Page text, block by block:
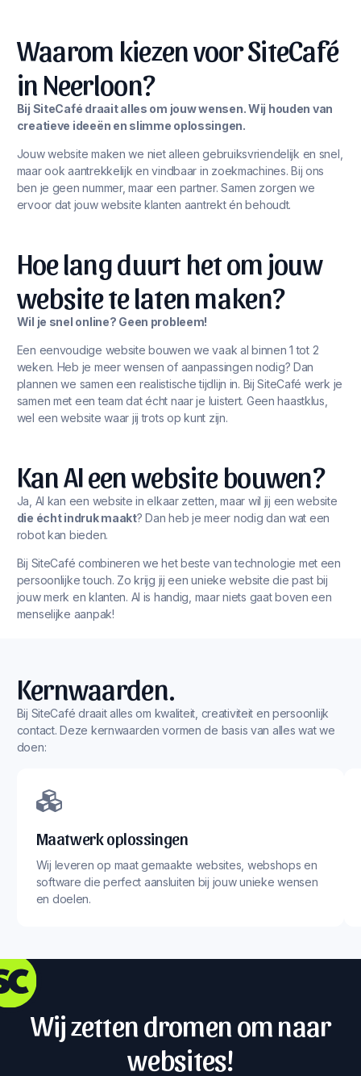
Waarom kiezen voor SiteCafé
in Neerloon?
Bij SiteCafé draait alles om jouw wensen. Wij houden van
creatieve ideeën en slimme oplossingen.
Jouw website maken we niet alleen gebruiksvriendelijk en snel,
maar ook aantrekkelijk en vindbaar in zoekmachines. Bij ons
ben je geen nummer, maar een partner. Samen zorgen we
ervoor dat jouw website klanten aantrekt én behoudt.
Hoe lang duurt het om jouw
website te laten maken?
Wil je snel online? Geen probleem!
Een eenvoudige website bouwen we vaak al binnen 1 tot 2
weken. Heb je meer wensen of aanpassingen nodig? Dan
plannen we samen een realistische tijdlijn in. Bij SiteCafé werk je
samen met een team dat écht naar je luistert. Geen haastklus,
wel een website waar jij trots op kunt zijn.
Kan AI een website bouwen?
Ja, AI kan een website in elkaar zetten, maar wil jij een website
die écht indruk maakt? Dan heb je meer nodig dan wat een
robot kan bieden.
Bij SiteCafé combineren we het beste van technologie met een
persoonlijke touch. Zo krijg jij een unieke website die past bij
jouw merk en klanten. AI is handig, maar niets gaat boven een
menselijke aanpak!
Kernwaarden.
Bij SiteCafé draait alles om kwaliteit, creativiteit en persoonlijk
contact. Deze kernwaarden vormen de basis van alles wat we
doen:
Maatwerk oplossingen
Wij leveren op maat gemaakte websites, webshops en
software die perfect aansluiten bij jouw unieke wensen
en doelen.
Wij zetten dromen om naar
websites!